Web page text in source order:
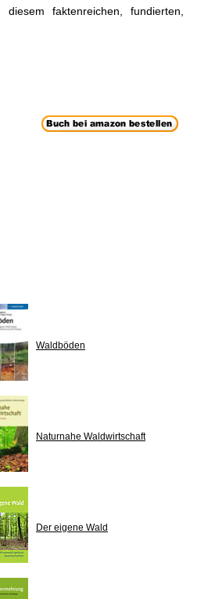
faktenreichen, fundierten,
Waldböden
Naturnahe Waldwirtschaft
Der eigene Wald